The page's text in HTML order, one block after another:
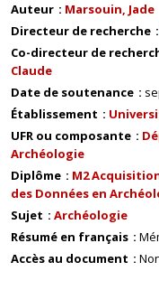
Auteur
Marsouin, Jade
Directeur de recherche
Co-directeur de
Claude
Date de soutenance
Établissement
UFR ou composante
Archéologie
Diplôme
M2
des Données en
Sujet
Archéologie
Résumé en français
Accès au document